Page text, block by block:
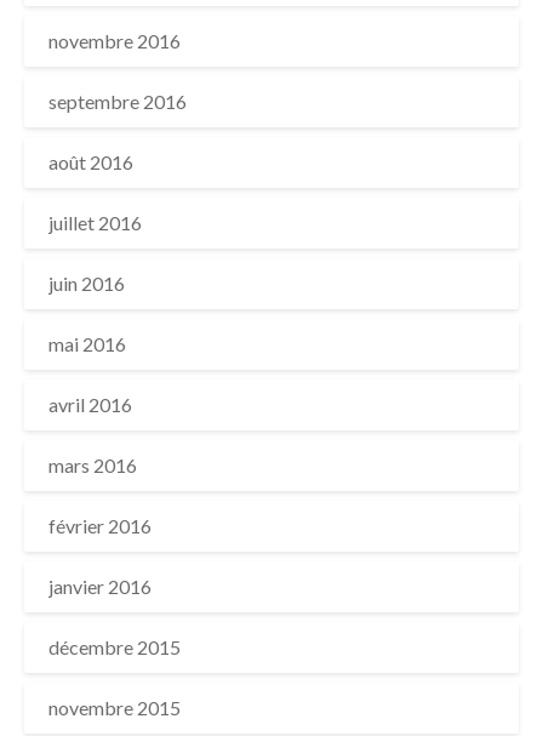
novembre 2016
septembre 2016
août 2016
juillet 2016
juin 2016
mai 2016
avril 2016
mars 2016
février 2016
janvier 2016
décembre 2015
novembre 2015